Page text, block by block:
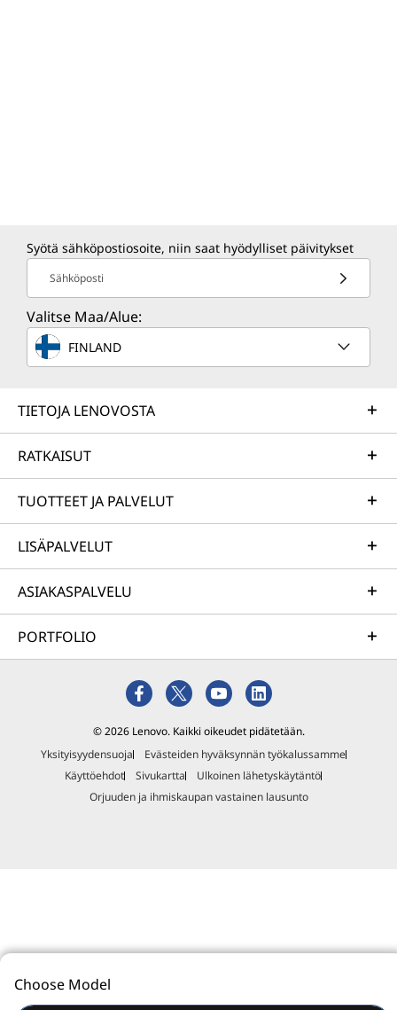
Syötä sähköpostiosoite, niin saat hyödylliset päivitykset
Sähköposti
Valitse Maa/Alue:
FINLAND
TIETOJA LENOVOSTA
RATKAISUT
TUOTTEET JA PALVELUT
LISÄPALVELUT
ASIAKASPALVELU
PORTFOLIO
© 2026 Lenovo. Kaikki oikeudet pidätetään.
Yksityisyydensuoja
Evästeiden hyväksynnän työkalussamme
Käyttöehdot
Sivukartta
Ulkoinen lähetyskäytäntö
Orjuuden ja ihmiskaupan vastainen lausunto
Choose Model